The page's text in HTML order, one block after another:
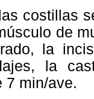
costillas
de
la
la
7 min/ave.